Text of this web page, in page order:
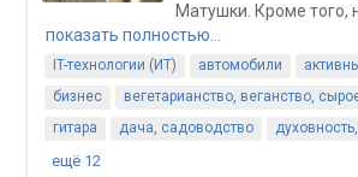
Матушки. Кроме того,
показать полностью…
IT-технологии (ИТ) автомобили
бизнес
вегетарианство, веганство,
гитара
дача, садоводство
ещё 12